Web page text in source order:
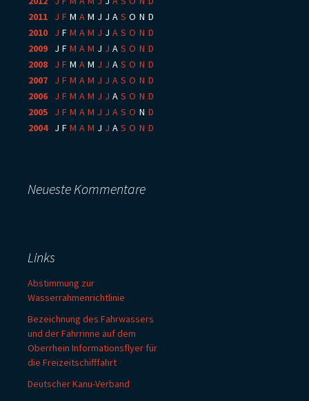
2011
J F M A M J J A S O N D
2010
J F M A M J J A S O N D
2009
J F M A M J J A S O N D
2008
J F M A M J J A S O N D
2007
J F M A M J J A S O N D
2006
J F M A M J J A S O N D
2005
J F M A M J J A S O N D
2004: J F M A M J J A S O N D
Neueste Kommentare
Links
Abstimmung zur
Wasserrahmenrichtlinie
Bezeichnung des Fahrwassers
und der Fahrrinne auf dem
Oberrhein Informationsflyer für
die Freizeitschifffahrt
Deutscher Kanu-Verband